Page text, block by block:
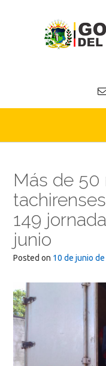
Más de 50
149
junio
Posted on 10 de junio